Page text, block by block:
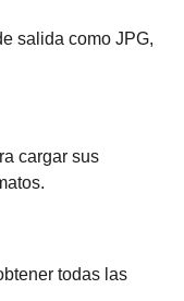
salida como JPG,
cargar sus
todas las